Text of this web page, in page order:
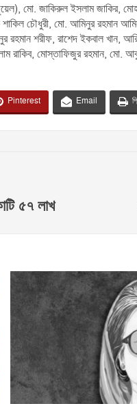
মো. জাকিরুল ইসলাম জাকির,
চৌধুরী, মো. আমিনুর রহমান
রহমান শরীফ, রাশেদ ইকবাল
রাকিব, মোস্তাফিজুর রহমান, মো.
Pinterest Email
৫৭ লাখ